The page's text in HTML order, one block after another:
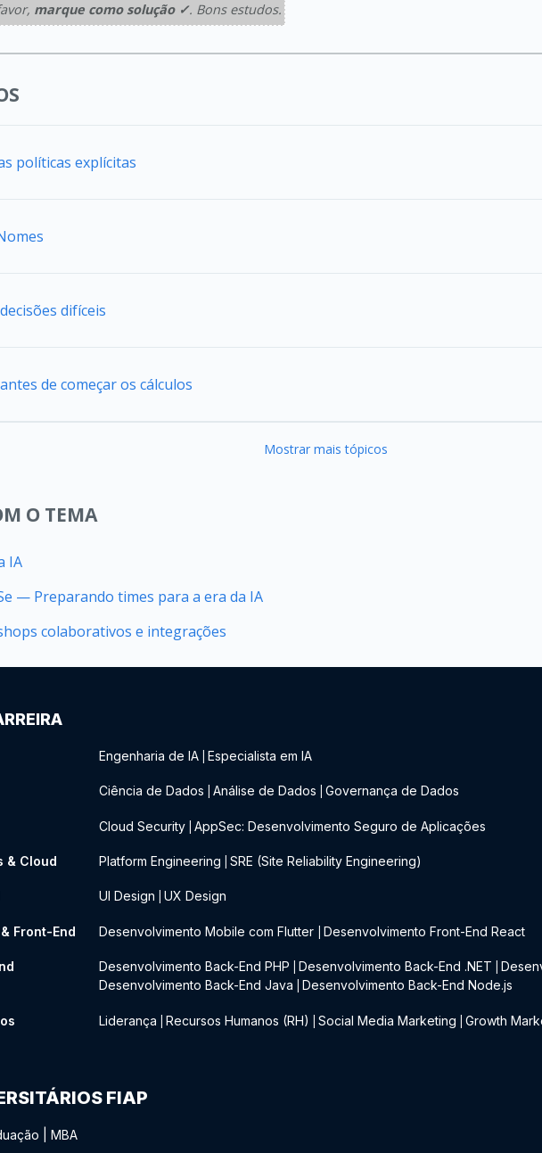
marque como solução ✓. Bons estudos.
políticas explícitas
difíceis
de começar os cálculos
Mostrar mais tópicos
O TEMA
IA
— Preparando times para a era da IA
colaborativos e integrações
Engenharia de IA Especialista em IA
Ciência de Dados Análise de Dados Governança de Dados
Cloud Security AppSec: Desenvolvimento Seguro de Aplicações
& Cloud Platform Engineering SRE (Site Reliability Engineering)
UI Design UX Design
Front-End Desenvolvimento Mobile com Flutter Desenvolvimento Front-End React
Desenvolvimento Back-End PHP Desenvolvimento Back-End .NET
Desenvolvimento Back-End Java Desenvolvimento Back-End Node.js
Liderança Recursos Humanos (RH) Social Media Marketing Growth
FIAP
MBA